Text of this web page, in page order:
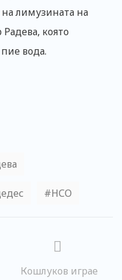
на лимузината на
която
вода.
НСО
Кошлуков играе